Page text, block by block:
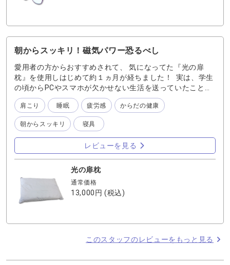
朝からスッキリ！磁気パワー恐るべし
愛用者の方からおすすめされて、 気になってた『光の扉
枕』を使用しはじめて約１ヵ月が経ちました！ 実は、学生
の頃からPCやスマホが欠かせない生活を送っていたことも
あり、 首や肩のコリには長く悩まされていました…。 (いわ
ゆるストレートネック(/ _ ; )) 仕事柄これは仕方ないかな〜
と諦めていたくらいです。 『光の扉枕』を使ってみると、
最初は磁石の存在が強く「ゴツゴツした硬い枕だな」と感
じていましたが、 今ではその硬さが心地良くなり、朝起き
た時スッキリした気がします！！ 首や頭のコリが和らいだ
気がして嬉しかったです♪ 人間は、人生のおよそ3分の1を
睡眠に費やすそう！！！！ その睡眠のお供をする枕はとて
も大切ですよね。 気になった方はぜひお試しください〜〜
肩こり 睡眠 疲労感 からだの健康
朝からスッキリ 寝具
レビューを見る
光の扉枕
通常価格
13,000円(税込)
このスタッフのレビューをもっと見る